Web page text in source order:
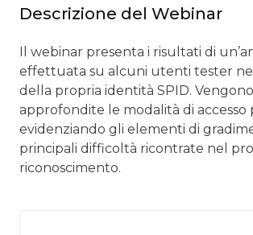
Descrizione del Webinar
Il webinar presenta i risultati di
effettuata su alcuni utenti tester
della propria identità SPID. Vengono
approfondite le modalità di accesso
evidenziando gli elementi di
principali difficoltà ricontrate nel
riconoscimento.